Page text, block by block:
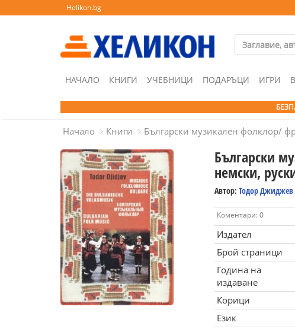
Helikon.bg
НАЧАЛО КНИГИ УЧЕБНИЦИ ПОДАРЪЦИ ИГРИ
Начало Книги Български музикален фолклор/
Български
немски,
Автор: Тодор Джиджев
Коментари: 0
Издател
Брой страници
Година на
издаване
Корици
Език